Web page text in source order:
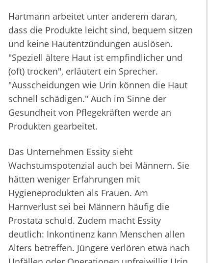
Hartmann arbeitet unter anderem daran,
dass die Produkte leicht sind, bequem sitzen
und keine Hautentzündungen auslösen.
"Speziell ältere Haut ist empfindlicher und
(oft) trocken", erläutert ein Sprecher.
"Ausscheidungen wie Urin können die Haut
schnell schädigen." Auch im Sinne der
Gesundheit von Pflegekräften werde an
Produkten gearbeitet.
Das Unternehmen Essity sieht
Wachstumspotenzial auch bei Männern. Sie
hätten weniger Erfahrungen mit
Hygieneprodukten als Frauen. Am
Harnverlust sei bei Männern häufig die
Prostata schuld. Zudem macht Essity
deutlich: Inkontinenz kann Menschen allen
Alters betreffen. Jüngere verlören etwa nach